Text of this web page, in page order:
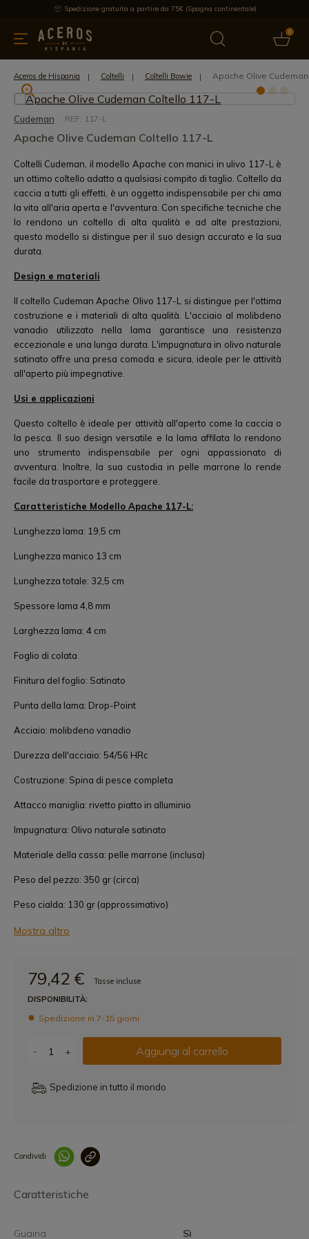
Spedizione gratuita a partire da 75€ (Spagna continentale)
0
cucina Offre Ultime notizie Venduti Marche
Aceros de Hispania Coltelli Coltelli Bowie Apache Olive
Cudeman REF: 117-L
Apache Olive Cudeman Coltello 117-L
Coltelli Cudeman, il modello Apache con manici in ulivo 117-L è
un ottimo coltello adatto a qualsiasi compito di taglio. Coltello da
caccia a tutti gli effetti, è un oggetto indispensabile per chi ama
la vita all'aria aperta e l'avventura. Con specifiche tecniche che
lo rendono un coltello di alta qualità e ad alte prestazioni,
questo modello si distingue per il suo design accurato e la sua
durata.
Design e materiali
Il coltello Cudeman Apache Olivo 117-L si distingue per l'ottima
costruzione e i materiali di alta qualità. L'acciaio al molibdeno
vanadio utilizzato nella lama garantisce una resistenza
eccezionale e una lunga durata. L'impugnatura in olivo naturale
satinato offre una presa comoda e sicura, ideale per le attività
all'aperto più impegnative.
Usi e applicazioni
Questo coltello è ideale per attività all'aperto come la caccia o
la pesca. Il suo design versatile e la lama affilata lo rendono
uno strumento indispensabile per ogni appassionato di
avventura. Inoltre, la sua custodia in pelle marrone lo rende
facile da trasportare e proteggere.
Caratteristiche Modello Apache 117-L:
Lunghezza lama: 19,5 cm
Lunghezza manico 13 cm
Lunghezza totale: 32,5 cm
Spessore lama 4,8 mm
Larghezza lama: 4 cm
Foglio di colata
Finitura del foglio: Satinato
Punta della lama: Drop-Point
Acciaio: molibdeno vanadio
Durezza dell'acciaio: 54/56 HRc
Costruzione: Spina di pesce completa
Attacco maniglia: rivetto piatto in alluminio
Impugnatura: Olivo naturale satinato
Materiale della cassa: pelle marrone (inclusa)
Peso del pezzo: 350 gr (circa)
Peso cialda: 130 gr (approssimativo)
Mostra altro
79,42 €
Tasse incluse
DISPONIBILITÀ:
Spedizione in 7-15 giorni
- + Aggiungi al carrello
Spedizione in tutto il mondo
Condividi
Caratteristiche
Guaina Sì